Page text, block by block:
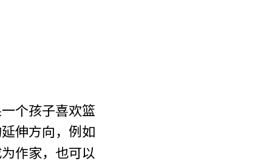
个孩子喜欢篮
伸方向，例如
作家，也可以